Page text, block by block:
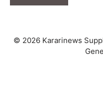
© 2026 Kararinews